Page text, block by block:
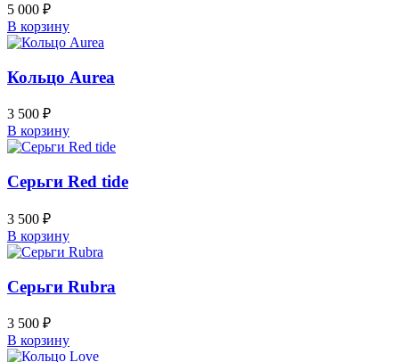
5 000 ₽
В корзину
Кольцо Aurea
3 500 ₽
В корзину
Серьги Red tide
3 500 ₽
В корзину
Серьги Rubra
3 500 ₽
В корзину